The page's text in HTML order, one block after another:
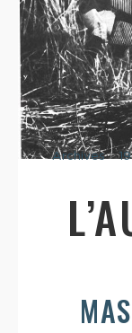
Archives>